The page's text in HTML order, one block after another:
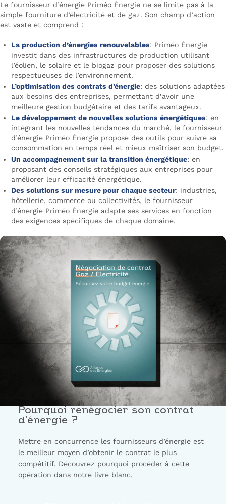
Le fournisseur d’énergie Priméo Énergie ne se limite pas à la
simple fourniture d’électricité et de gaz. Son champ d’action
est vaste et comprend :
La production d’énergies renouvelables: Priméo Énergie
investit dans des infrastructures de production utilisant
l’éolien, le solaire et le biogaz pour proposer des solutions
respectueuses de l’environnement.
L’optimisation des contrats d’énergie: des solutions adaptées
aux besoins des entreprises, permettant d’avoir une
meilleure gestion budgétaire et des tarifs avantageux.
Le développement de nouvelles solutions énergétiques: en
intégrant les nouvelles tendances du marché, le fournisseur
d’énergie Priméo Énergie propose des outils pour suivre sa
consommation en temps réel et mieux maîtriser son budget.
Un accompagnement sur la transition énergétique: en
proposant des conseils stratégiques aux entreprises pour
améliorer leur efficacité énergétique.
Des solutions sur mesure pour chaque secteur: industries,
hôtellerie, commerce ou collectivités, le fournisseur
d’énergie Priméo Énergie adapte ses services en fonction
des exigences spécifiques de chaque domaine.
Pourquoi renégocier son contrat
d’énergie ?
Mettre en concurrence les fournisseurs d’énergie est
le meilleur moyen d’obtenir le contrat le plus
compétitif. Découvrez pourquoi procéder à cette
opération dans notre livre blanc.